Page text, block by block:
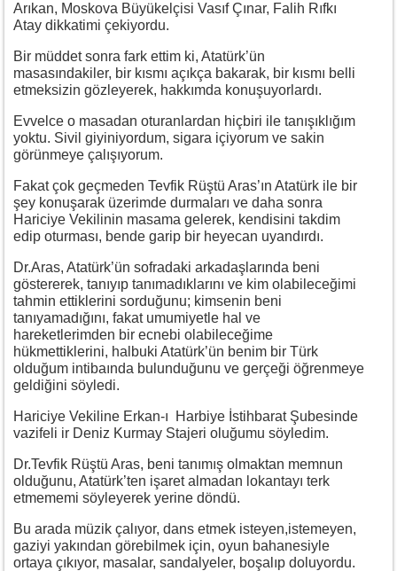
Arıkan, Moskova Büyükelçisi Vasıf Çınar, Falih Rıfkı
Atay dikkatimi çekiyordu.
Bir müddet sonra fark ettim ki, Atatürk’ün
masasındakiler, bir kısmı açıkça bakarak, bir kısmı belli
etmeksizin gözleyerek, hakkımda konuşuyorlardı.
Evvelce o masadan oturanlardan hiçbiri ile tanışıklığım
yoktu. Sivil giyiniyordum, sigara içiyorum ve sakin
görünmeye çalışıyorum.
Fakat çok geçmeden Tevfik Rüştü Aras’ın Atatürk ile bir
şey konuşarak üzerimde durmaları ve daha sonra
Hariciye Vekilinin masama gelerek, kendisini takdim
edip oturması, bende garip bir heyecan uyandırdı.
Dr.Aras, Atatürk’ün sofradaki arkadaşlarında beni
göstererek, tanıyıp tanımadıklarını ve kim olabileceğimi
tahmin ettiklerini sorduğunu; kimsenin beni
tanıyamadığını, fakat umumiyetle hal ve
hareketlerimden bir ecnebi olabileceğime
hükmettiklerini, halbuki Atatürk’ün benim bir Türk
olduğum intibaında bulunduğunu ve gerçeği öğrenmeye
geldiğini söyledi.
Hariciye Vekiline Erkan-ı Harbiye İstihbarat Şubesinde
vazifeli ir Deniz Kurmay Stajeri oluğumu söyledim.
Dr.Tevfik Rüştü Aras, beni tanımış olmaktan memnun
olduğunu, Atatürk’ten işaret almadan lokantayı terk
etmememi söyleyerek yerine döndü.
Bu arada müzik çalıyor, dans etmek isteyen,istemeyen,
gaziyi yakından görebilmek için, oyun bahanesiyle
ortaya çıkıyor, masalar, sandalyeler, boşalıp doluyordu.